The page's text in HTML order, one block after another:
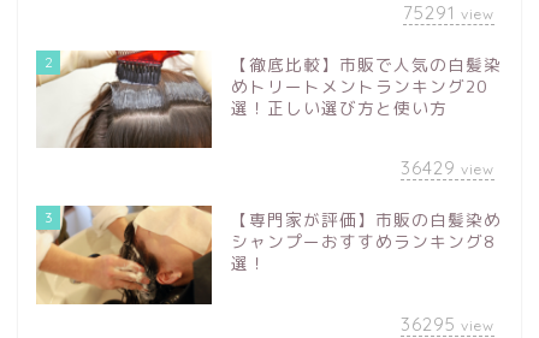
75291 view
2
【徹底比較】市販で人気の白髪染
めトリートメントランキング20
選！正しい選び方と使い方
36429 view
3
【専門家が評価】市販の白髪染め
シャンプーおすすめランキング8
選！
36295 view